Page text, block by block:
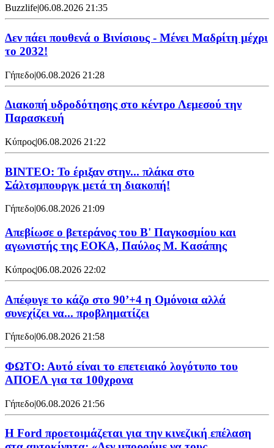
Buzzlife|06.08.2026 21:35
Δεν πάει πουθενά ο Βινίσιους - Μένει Μαδρίτη μέχρι
το 2032!
Γήπεδο|06.08.2026 21:28
Διακοπή υδροδότησης στο κέντρο Λεμεσού την
Παρασκευή
Κύπρος|06.08.2026 21:22
ΒΙΝΤΕΟ: Το έριξαν στην... πλάκα στο
Σάλτσμπουργκ μετά τη διακοπή!
Γήπεδο|06.08.2026 21:09
Απεβίωσε ο βετεράνος του Β' Παγκοσμίου και
αγωνιστής της ΕΟΚΑ, Παύλος Μ. Κασάπης
Κύπρος|06.08.2026 22:02
Απέφυγε το κάζο στο 90’+4 η Ομόνοια αλλά
συνεχίζει να... προβληματίζει
Γήπεδο|06.08.2026 21:58
ΦΩΤΟ: Αυτό είναι το επετειακό λογότυπο του
ΑΠΟΕΛ για τα 100χρονα
Γήπεδο|06.08.2026 21:56
Η Ford προετοιμάζεται για την κινεζική επέλαση